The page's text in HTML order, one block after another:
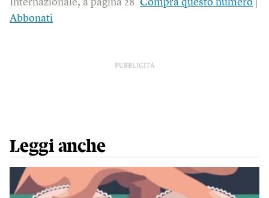
Internazionale, a pagina 28. Compra questo numero
Abbonati
PUBBLICITÀ
Leggi anche